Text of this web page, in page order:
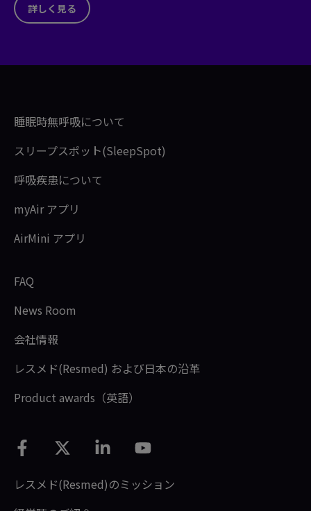
詳しく見る
睡眠時無呼吸について
スリープスポット(SleepSpot)
呼吸疾患について
myAir アプリ
AirMini アプリ
FAQ
News Room
会社情報
レスメド(Resmed) および日本の沿革
Product awards（英語）
レスメド(Resmed)のミッション